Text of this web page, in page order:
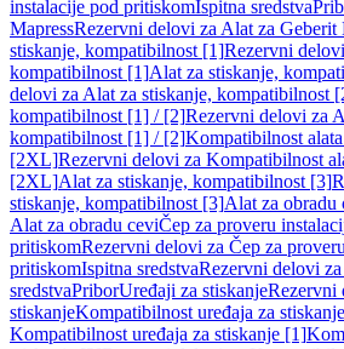
instalacije pod pritiskomIspitna sredstva
MapressRezervni delovi za Alat za Geberit
stiskanje, kompatibilnost [1]Rezervni
kompatibilnost [1]Alat za stiskanje,
delovi za Alat za stiskanje, kompatibilnost
kompatibilnost [1] / [2]Rezervni delovi za
kompatibilnost [1] / [2]Kompatibilnost
[2XL]Rezervni delovi za Kompatibilnost
[2XL]Alat za stiskanje, kompatibilnost [3]
stiskanje, kompatibilnost [3]Alat za obradu
Alat za obradu ceviČep za proveru
pritiskomRezervni delovi za Čep za
pritiskomIspitna sredstvaRezervni delovi
sredstvaPriborUređaji za stiskanjeRezervni
stiskanjeKompatibilnost uređaja za
Kompatibilnost uređaja za stiskanje [1]